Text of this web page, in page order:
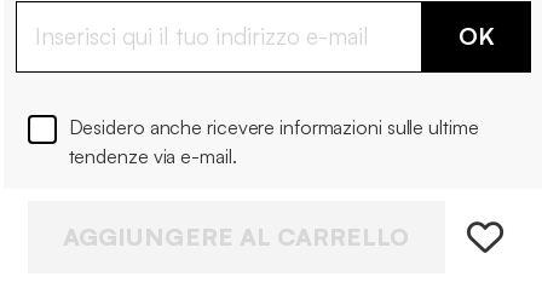
OK
Desidero anche ricevere informazioni sulle ultime
tendenze via e-mail.
AGGIUNGERE AL CARRELLO